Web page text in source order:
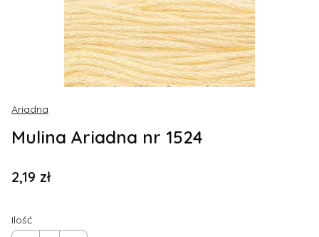
Ariadna
Mulina Ariadna nr 1524
Cena
2,19 zł
Ilość